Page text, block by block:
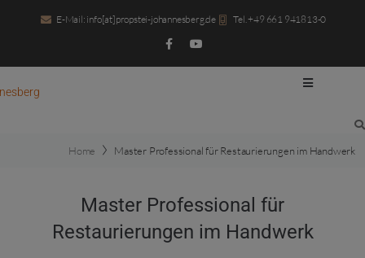
E-Mail: info[at]propstei-johannesberg.de Tel. +49 661 941813-0
Home Master Professional für Restaurierungen im Handwerk
Master Professional für
Restaurierungen im Handwerk